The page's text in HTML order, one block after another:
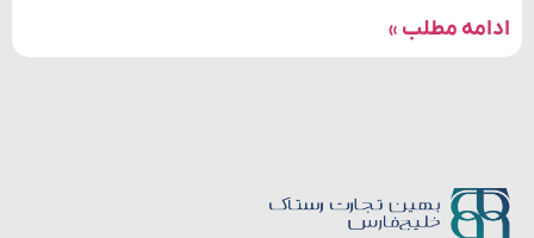
ادامه مطلب »